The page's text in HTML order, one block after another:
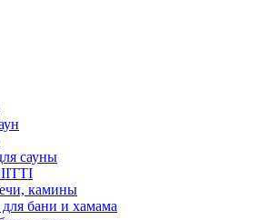
сауны
камины
бани и хамама